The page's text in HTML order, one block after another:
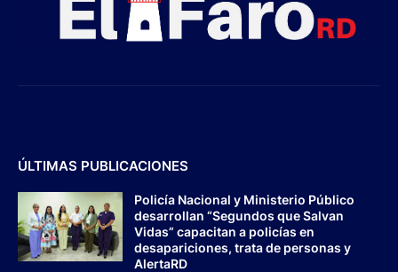
ÚLTIMAS PUBLICACIONES
Policía Nacional y Ministerio Público
desarrollan “Segundos que Salvan
Vidas” capacitan a policías en
desapariciones, trata de personas y
AlertaRD